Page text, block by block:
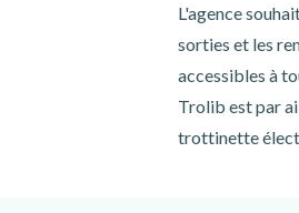
L'agence
sorties et les
accessibles à
Trolib est par
trottinette